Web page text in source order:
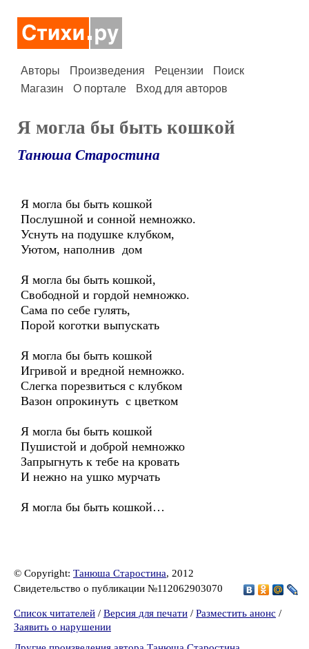
Авторы Произведения Рецензии
Поиск
Магазин
О портале Вход для авторов
Я могла бы быть кошкой
Танюша Старостина
Я могла бы быть кошкой
Послушной и сонной немножко.
Уснуть на подушке клубком,
Уютом, наполнив дом
Я могла бы быть кошкой,
Свободной и гордой немножко.
Сама по себе гулять,
Порой коготки выпускать
Я могла бы быть кошкой
Игривой и вредной немножко.
Слегка порезвиться с клубком
Вазон опрокинуть с цветком
Я могла бы быть кошкой
Пушистой и доброй немножко
Запрыгнуть к тебе на кровать
И нежно на ушко мурчать
Я могла бы быть кошкой…
© Copyright: Танюша Старостина, 2012
Свидетельство о публикации №112062903070
Список читателей / Версия для печати / Разместить анонс /
Заявить о нарушении